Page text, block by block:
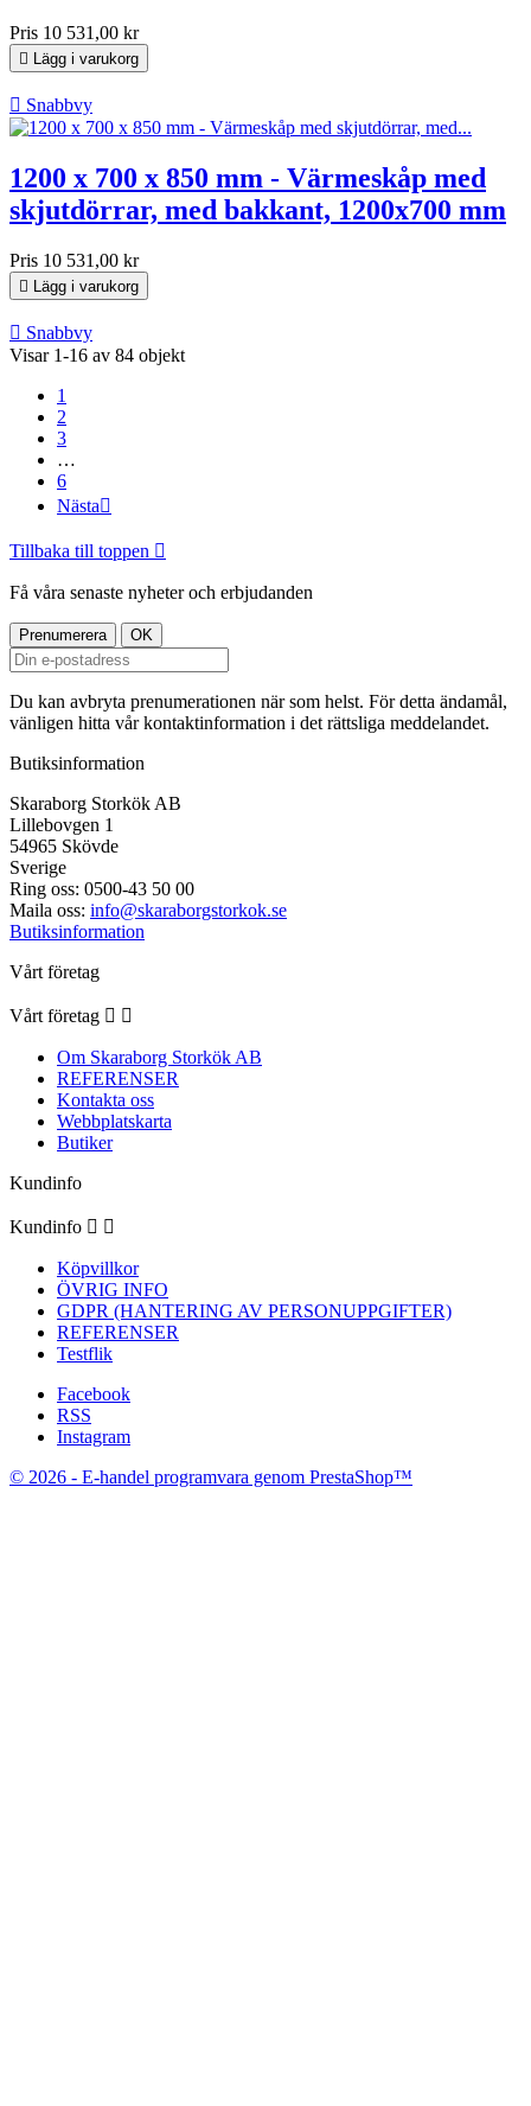
Pris 10 531,00 kr
 Lägg i varukorg
 Snabbvy
1200 x 700 x 850 mm - Värmeskåp med
skjutdörrar, med bakkant, 1200x700 mm
Pris 10 531,00 kr
 Lägg i varukorg
 Snabbvy
Visar 1-16 av 84 objekt
1
2
3
…
6
Nästa
Tillbaka till toppen 
Få våra senaste nyheter och erbjudanden
Du kan avbryta prenumerationen när som helst. För detta ändamål,
vänligen hitta vår kontaktinformation i det rättsliga meddelandet.
Butiksinformation
Skaraborg Storkök AB
Lillebovgen 1
54965 Skövde
Sverige
Ring oss: 0500-43 50 00
Maila oss: info@skaraborgstorkok.se
Butiksinformation
Vårt företag
Vårt företag  
Om Skaraborg Storkök AB
REFERENSER
Kontakta oss
Webbplatskarta
Butiker
Kundinfo
Kundinfo  
Köpvillkor
ÖVRIG INFO
GDPR (HANTERING AV PERSONUPPGIFTER)
REFERENSER
Testflik
Facebook
RSS
Instagram
© 2026 - E-handel programvara genom PrestaShop™